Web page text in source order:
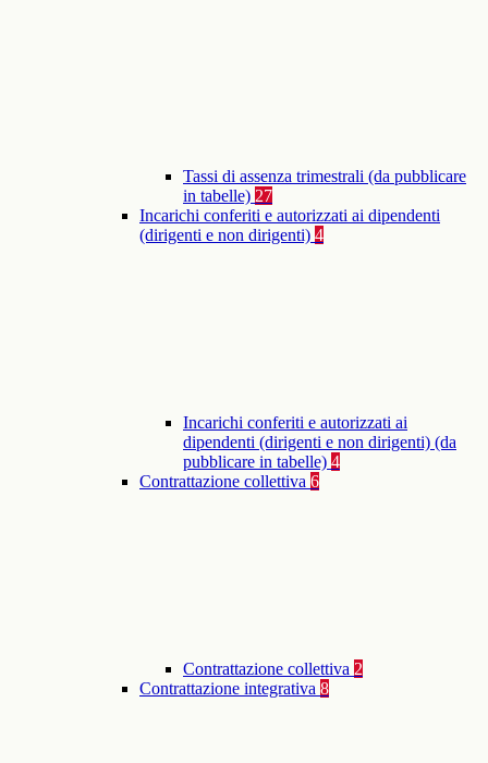
Tassi di assenza trimestrali (da pubblicare
in tabelle) 27
Incarichi conferiti e autorizzati ai dipendenti
(dirigenti e non dirigenti) 4
Incarichi conferiti e autorizzati ai
dipendenti (dirigenti e non dirigenti) (da
pubblicare in tabelle) 4
Contrattazione collettiva 6
Contrattazione collettiva 2
Contrattazione integrativa 8